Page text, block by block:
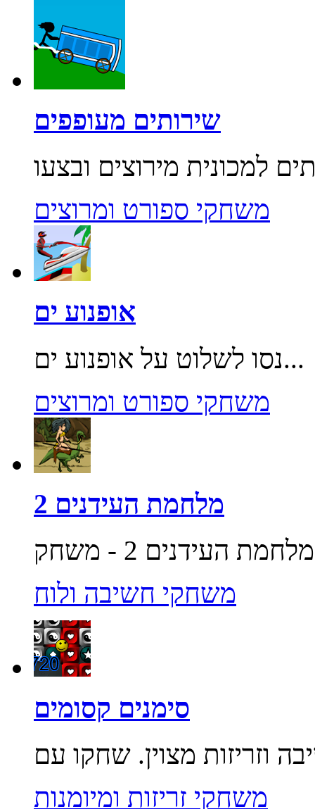
שירותים מעופפים
משחקי ספורט ומרוצים
אופנוע ים
נסו לשלוט על אופנוע ים...
משחקי ספורט ומרוצים
מלחמת העידנים 2
משחקי חשיבה ולוח
סימנים קסומים
משחקי זריזות ומיומנות